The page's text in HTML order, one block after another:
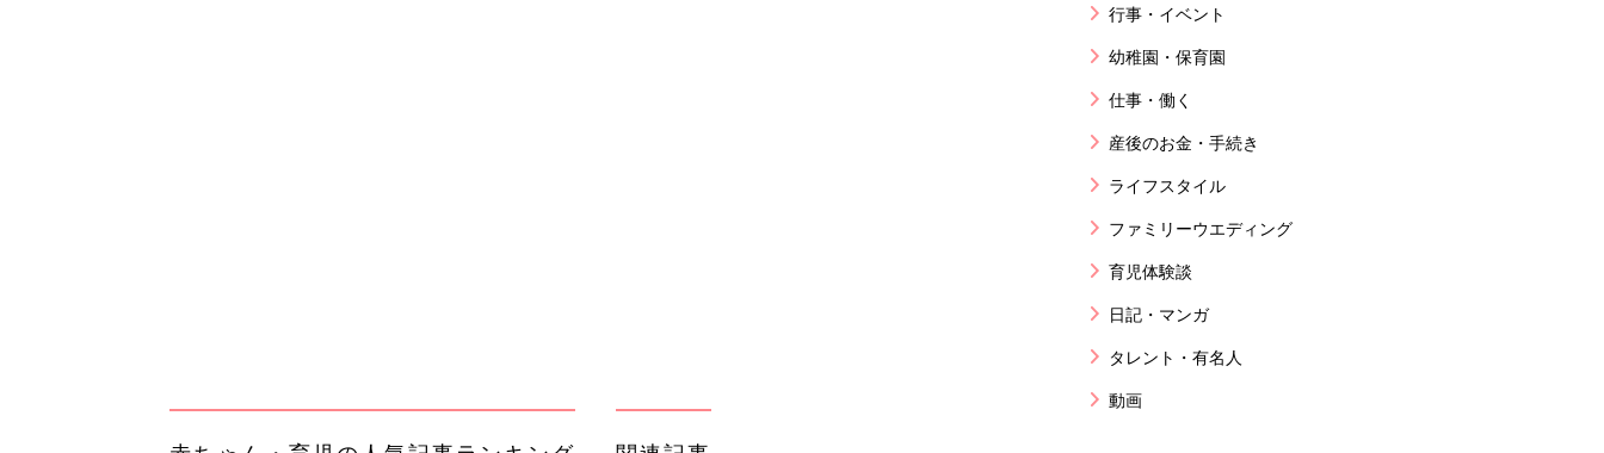
行事・イベント
幼稚園・保育園
仕事・働く
産後のお金・手続き
ライフスタイル
ファミリーウエディング
育児体験談
日記・マンガ
タレント・有名人
動画